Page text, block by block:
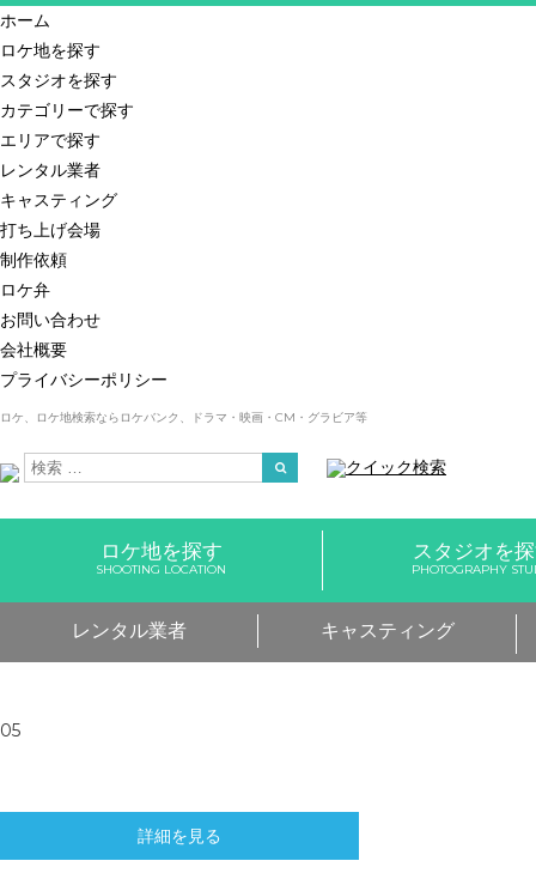
ホーム
ロケ地を探す
スタジオを探す
カテゴリーで探す
エリアで探す
レンタル業者
キャスティング
打ち上げ会場
制作依頼
ロケ弁
お問い合わせ
会社概要
プライバシーポリシー
ロケ、ロケ地検索ならロケバンク、ドラマ・映画・CM・グラビア等
クイック検索
ロケ地を探す
SHOOTING LOCATION
スタジオを
PHOTOGRAPHY
レンタル業者 キャスティング
05
詳細を見る